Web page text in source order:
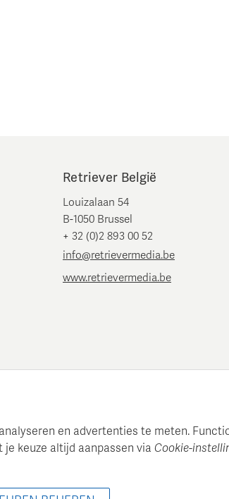
Retriever België
Louizalaan 54
B-1050 Brussel
+ 32 (0)2 893 00 52
info@retrievermedia.be
www.retrievermedia.be
Media Belgium - Alle rechten voorbehouden
en advertenties te meten.
keuze altijd aanpassen via Cookie-